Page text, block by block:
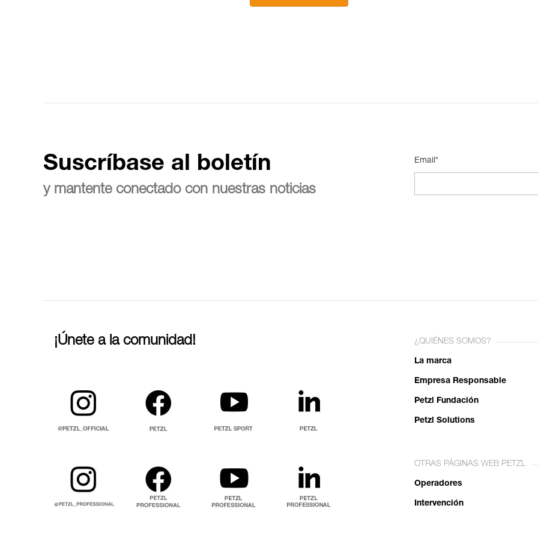
Suscríbase al boletín
y mantente conectado con nuestras noticias
Email*
¡Únete a la comunidad! ¿QUIÉNES SOMOS?
La marca
Empresa Responsable
Petzl Fundación
Petzl Solutions
OTRAS PÁGINAS WEB PETZL
Operadores
Intervención